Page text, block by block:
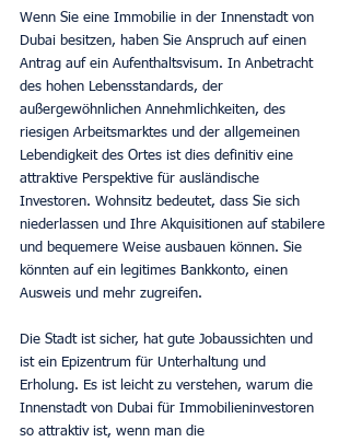
Wenn Sie eine Immobilie in der Innenstadt von
Dubai besitzen, haben Sie Anspruch auf einen
Antrag auf ein Aufenthaltsvisum. In Anbetracht
des hohen Lebensstandards, der
außergewöhnlichen Annehmlichkeiten, des
riesigen Arbeitsmarktes und der allgemeinen
Lebendigkeit des Ortes ist dies definitiv eine
attraktive Perspektive für ausländische
Investoren. Wohnsitz bedeutet, dass Sie sich
niederlassen und Ihre Akquisitionen auf stabilere
und bequemere Weise ausbauen können. Sie
könnten auf ein legitimes Bankkonto, einen
Ausweis und mehr zugreifen.
Die Stadt ist sicher, hat gute Jobaussichten und
ist ein Epizentrum für Unterhaltung und
Erholung. Es ist leicht zu verstehen, warum die
Innenstadt von Dubai für Immobilieninvestoren
so attraktiv ist, wenn man die